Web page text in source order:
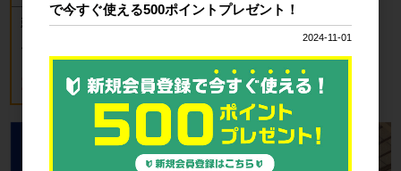
新品 カゴ台車 ロールボックスパレッ
ブルー
18,700円税込20,570円
で今すぐ使える500ポイントプレゼント！
2024-11-01